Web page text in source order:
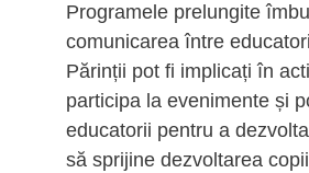
Programele prelungite
comunicarea între
Părinții pot fi implicați în
participa la evenimente și
educatorii pentru a
să sprijine dezvoltarea